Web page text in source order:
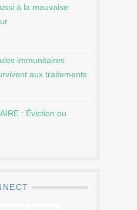
à la mauvaise
immunitaires
aux traitements
: Éviction ou